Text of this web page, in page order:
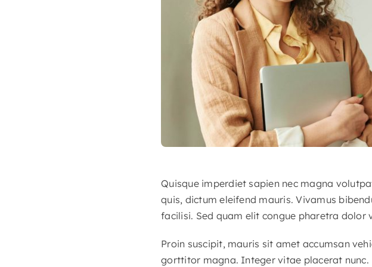
Quisque imperdiet sapien nec magna
quis, dictum eleifend mauris. Vivamus
facilisi. Sed quam elit congue pharetra dolor
Proin suscipit, mauris sit amet accumsan
gorttitor magna. Integer vitae placerat nunc.